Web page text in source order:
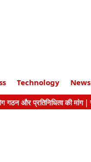
Technology News